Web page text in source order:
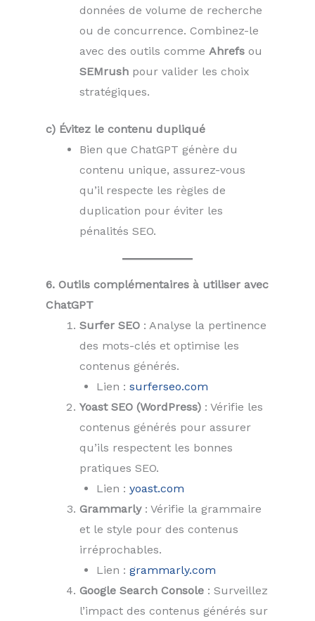
données de volume de recherche
ou de concurrence. Combinez-le
avec des outils comme Ahrefs ou
SEMrush pour valider les choix
stratégiques.
c) Évitez le contenu dupliqué
Bien que ChatGPT génère du
contenu unique, assurez-vous
qu’il respecte les règles de
duplication pour éviter les
pénalités SEO.
6. Outils complémentaires à utiliser avec
ChatGPT
Surfer SEO : Analyse la pertinence
des mots-clés et optimise les
contenus générés.
Lien : surferseo.com
Yoast SEO (WordPress) : Vérifie les
contenus générés pour assurer
qu’ils respectent les bonnes
pratiques SEO.
Lien : yoast.com
Grammarly: Vérifie la grammaire
et le style pour des contenus
irréprochables.
Lien : grammarly.com
Google Search Console : Surveillez
l’impact des contenus générés sur